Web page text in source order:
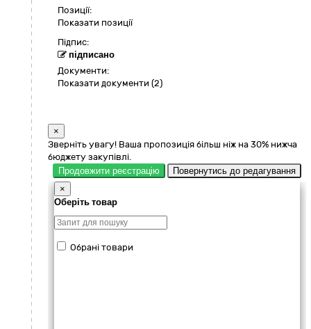
Позиції:
Показати позиції
Підпис:
підписано
Документи:
Показати документи (2)
×
Зверніть увагу! Ваша пропозиція більш ніж на 30% нижча
бюджету закупівлі.
Продовжити реєстрацію
Повернутись до редагування
×
Оберіть товар
Обрані товари